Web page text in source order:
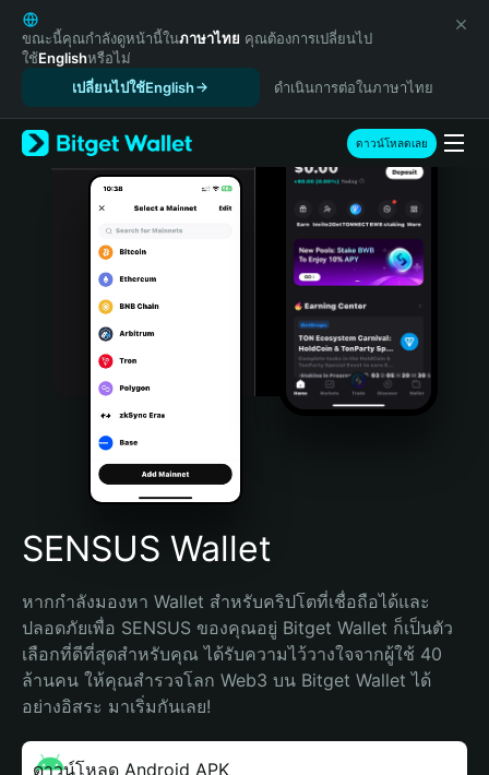
English
日本語
Tiếng Việt
Español (Latinoamérica)
Türkçe
Italiano
Português (Portugal)
Bahasa Indonesia
Português (Brasil)
Español (Argentina)
ขณะนี้คุณกำลังดูหน้านี้ในภาษาไทย คุณต้องการเปลี่ยนไป
ใช้Englishหรือไม่
เปลี่ยนไปใช้English
ดำเนินการต่อในภาษาไทย
ดาวน์โหลดเลย
SENSUS Wallet
หากกำลังมองหา Wallet สำหรับคริปโตที่เชื่อถือได้และ
ปลอดภัยเพื่อ SENSUS ของคุณอยู่ Bitget Wallet ก็เป็นตัว
เลือกที่ดีที่สุดสำหรับคุณ ได้รับความไว้วางใจจากผู้ใช้ 40
ล้านคน ให้คุณสำรวจโลก Web3 บน Bitget Wallet ได้
อย่างอิสระ มาเริ่มกันเลย!
ดาวน์โหลด Android APK